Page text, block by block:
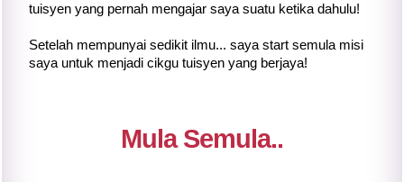
tuisyen yang pernah mengajar saya suatu ketika dahulu!
Setelah mempunyai sedikit ilmu... saya start semula misi
saya untuk menjadi cikgu tuisyen yang berjaya!
Mula Semula..